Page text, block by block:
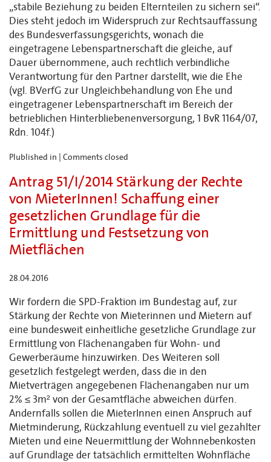
„stabile Beziehung zu beiden Elternteilen zu sichern sei“.
Dies steht jedoch im Widerspruch zur Rechtsauffassung
des Bundesverfassungsgerichts, wonach die
eingetragene Lebenspartnerschaft die gleiche, auf
Dauer übernommene, auch rechtlich verbindliche
Verantwortung für den Partner darstellt, wie die Ehe
(vgl. BVerfG zur Ungleichbehandlung von Ehe und
eingetragener Lebenspartnerschaft im Bereich der
betrieblichen Hinterbliebenenversorgung, 1 BvR 1164/07,
Rdn. 104f.)
Plublished in | Comments closed
Antrag 51/I/2014 Stärkung der Rechte
von MieterInnen! Schaffung einer
gesetzlichen Grundlage für die
Ermittlung und Festsetzung von
Mietflächen
28.04.2016
Wir fordern die SPD-Fraktion im Bundestag auf, zur
Stärkung der Rechte von Mieterinnen und Mietern auf
eine bundesweit einheitliche gesetzliche Grundlage zur
Ermittlung von Flächenangaben für Wohn- und
Gewerberäume hinzuwirken. Des Weiteren soll
gesetzlich festgelegt werden, dass die in den
Mietverträgen angegebenen Flächenangaben nur um
2% ≤ 3m² von der Gesamtfläche abweichen dürfen.
Andernfalls sollen die MieterInnen einen Anspruch auf
Mietminderung, Rückzahlung eventuell zu viel gezahlter
Mieten und eine Neuermittlung der Wohnnebenkosten
auf Grundlage der tatsächlich ermittelten Wohnfläche